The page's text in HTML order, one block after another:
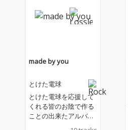
made by you
とけた電球
とけた電球を応援して
くれる皆のお陰で作る
ことの出来たアルバム
です。感謝の気持ちを